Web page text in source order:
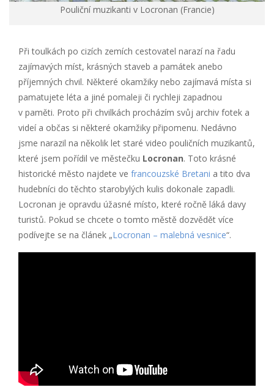
Pouliční muzikanti v Locronan (Francie)
Při toulkách po cizích zemích cestovatel narazí na řadu
zajímavých míst, krásných staveb a památek anebo
příjemných chvil. Některé okamžiky nebo zajímavá místa si
pamatujete léta a jiné pomaleji či rychleji zapadnou
v paměti. Proto při chvilkách procházím svůj archiv fotek a
videí a občas si některé okamžiky připomenu. Nedávno
jsme narazil na několik let staré video pouličních muzikantů,
které jsem pořídil ve městečku Locronan. Toto krásné
historické město najdete ve francouzské Bretani a tito dva
hudebníci do těchto starobylých kulis dokonale zapadli.
Locronan je opravdu úžasné místo, které ročně láká davy
turistů. Pokud se chcete o tomto městě dozvědět více
podívejte se na článek „Locronan – malebná vesnice“.